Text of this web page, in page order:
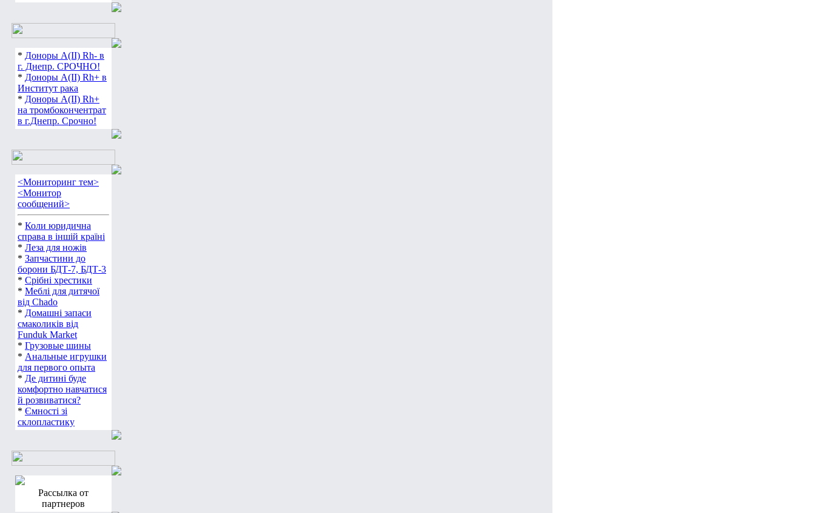
* Доноры А(ІІ) Rh- в
г. Днепр. СРОЧНО!
* Доноры А(ІІ) Rh+ в
Институт рака
* Доноры А(ІІ) Rh+
на тромбокончентрат
в г.Днепр. Срочно!
<Мониторинг тем>
<Монитор
сообщений>
* Коли юридична
справа в іншій країні
* Леза для ножів
* Запчастини до
борони БДТ-7, БДТ-3
* Срібні хрестики
* Меблі для дитячої
від Chado
* Домашні запаси
смаколиків від
Funduk Market
* Грузовые шины
* Анальные игрушки
для первого опыта
* Де дитині буде
комфортно навчатися
й розвиватися?
* Ємності зі
склопластику
Рассылка от
партнеров